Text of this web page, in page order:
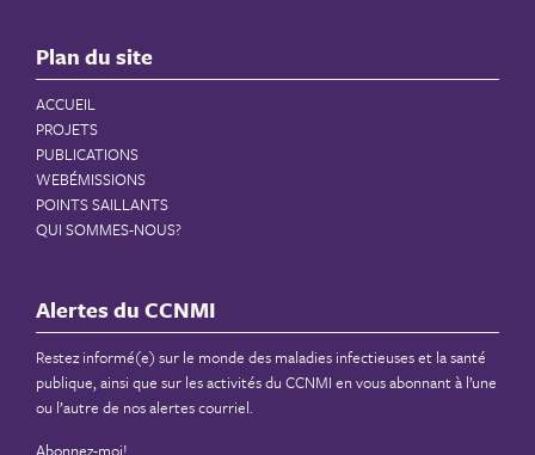
Plan du site
ACCUEIL
PROJETS
PUBLICATIONS
WEBÉMISSIONS
POINTS SAILLANTS
QUI SOMMES-NOUS?
Alertes du CCNMI
Restez informé(e) sur le monde des maladies infectieuses et la santé
publique, ainsi que sur les activités du CCNMI en vous abonnant à l’une
ou l’autre de nos alertes courriel.
Abonnez-moi!